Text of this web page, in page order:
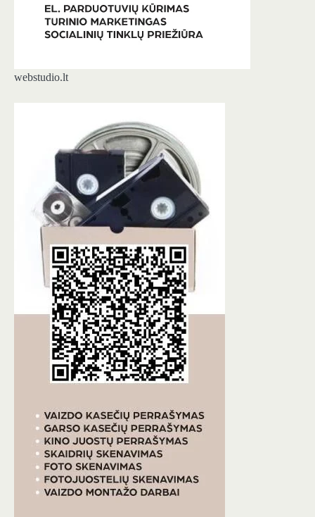
webstudio.lt